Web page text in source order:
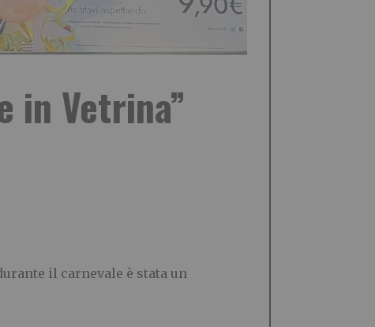
in Vetrina”
il carnevale è stata un